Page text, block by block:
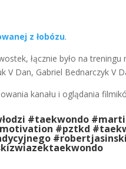
z łobózu.
łącznie było na treningu
V Dan, Gabriel Bednarczyk V
kanału i oglądania
#taekwondo
#pztkd